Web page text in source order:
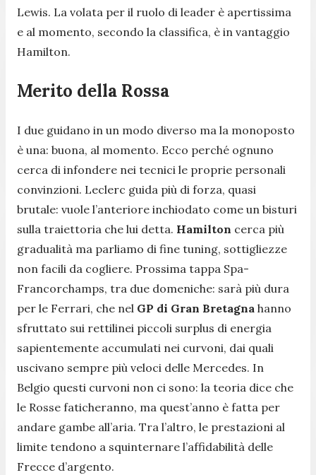
Lewis. La volata per il ruolo di leader è apertissima
e al momento, secondo la classifica, è in vantaggio
Hamilton.
Merito della Rossa
I due guidano in un modo diverso ma la monoposto
è una: buona, al momento. Ecco perché ognuno
cerca di infondere nei tecnici le proprie personali
convinzioni. Leclerc guida più di forza, quasi
brutale: vuole l’anteriore inchiodato come un bisturi
sulla traiettoria che lui detta. Hamilton cerca più
gradualità ma parliamo di fine tuning, sottigliezze
non facili da cogliere. Prossima tappa Spa-
Francorchamps, tra due domeniche: sarà più dura
per le Ferrari, che nel GP di Gran Bretagna hanno
sfruttato sui rettilinei piccoli surplus di energia
sapientemente accumulati nei curvoni, dai quali
uscivano sempre più veloci delle Mercedes. In
Belgio questi curvoni non ci sono: la teoria dice che
le Rosse faticheranno, ma quest’anno è fatta per
andare gambe all’aria. Tra l’altro, le prestazioni al
limite tendono a squinternare l’affidabilità delle
Frecce d’argento.